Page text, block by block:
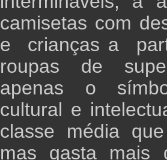
camisetas com
e
crianças a
roupas de
apenas o
cultural e
classe média
mas gasta mais